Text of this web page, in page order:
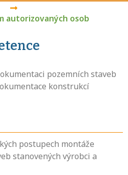
autorizovaných osob
pozemních staveb
konstrukcí
postupech montáže
stanovených výrobci a